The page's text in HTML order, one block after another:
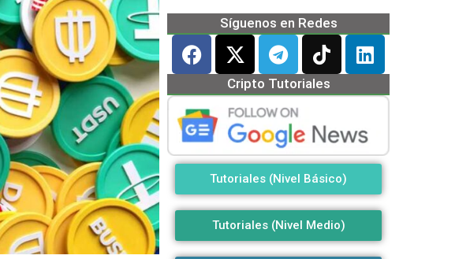
Síguenos en Redes
Cripto Tutoriales
Tutoriales (Nivel Básico)
Tutoriales (Nivel Medio)